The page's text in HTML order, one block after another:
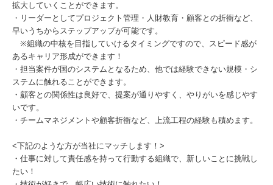
拡大していくことができます。
・リーダーとしてプロジェクト管理・人財教育・顧客との折衝など、
早いうちからステップアップが可能です。
※組織の中核を目指していけるタイミングですので、スピード感が
あるキャリア形成ができます！
・担当案件が国のシステムとなるため、他では経験できない規模・シ
ステムに触れることができます。
・顧客との関係性は良好で、提案が通りやすく、やりがいを感じやす
いです。
・チームマネジメントや顧客折衝など、上流工程の経験も積めます。
<下記のような方が当社にマッチします！>
・仕事に対して責任感を持って行動する組織で、新しいことに挑戦し
たい！